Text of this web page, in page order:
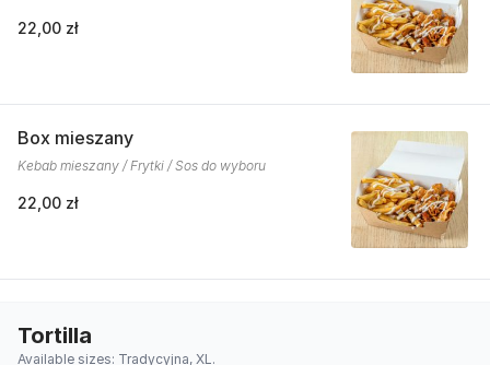
22,00 zł
Box mieszany
Kebab mieszany / Frytki / Sos do wyboru
22,00 zł
Tortilla
Available sizes: Tradycyjna, XL.